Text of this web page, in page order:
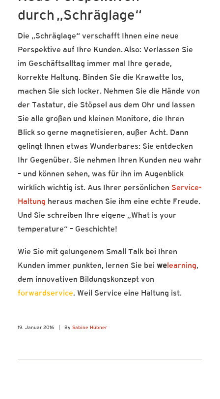
durch „Schräglage“
Die „Schräglage“ verschafft Ihnen eine neue
Perspektive auf Ihre Kunden. Also: Verlassen Sie
im Geschäftsalltag immer mal Ihre gerade,
korrekte Haltung. Binden Sie die Krawatte los,
machen Sie sich locker. Nehmen Sie die Hände von
der Tastatur, die Stöpsel aus dem Ohr und lassen
Sie alle großen und kleinen Monitore, die Ihren
Blick so gerne magnetisieren, außer Acht. Dann
gelingt Ihnen etwas Wunderbares: Sie entdecken
Ihr Gegenüber. Sie nehmen Ihren Kunden neu wahr
– und können sehen, was für ihn im Augenblick
wirklich wichtig ist. Aus Ihrer persönlichen Service-
Haltung heraus machen Sie ihm eine echte Freude.
Und Sie schreiben Ihre eigene „What is your
temperature“ – Geschichte!
Wie Sie mit gelungenem Small Talk bei Ihren
Kunden immer punkten, lernen Sie bei we learning,
dem innovativen Bildungskonzept von
forwardservice. Weil Service eine Haltung ist.
19. Januar 2016 By Sabine Hübner